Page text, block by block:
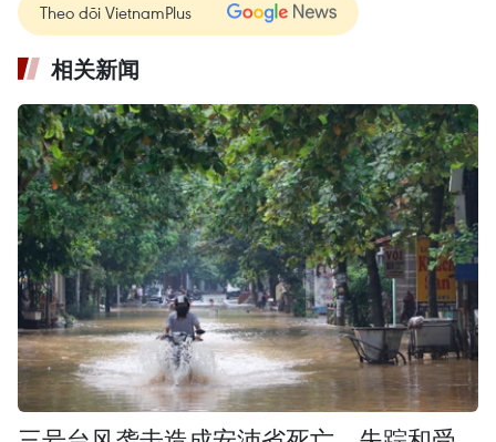
Theo dõi VietnamPlus
相关新闻